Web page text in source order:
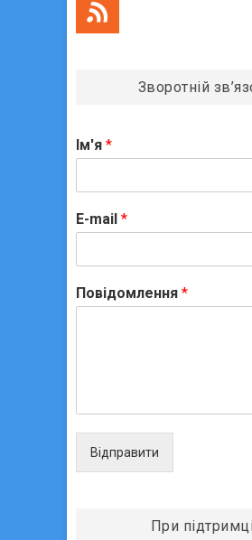
Зворотній
Ім'я *
E-mail *
Повідомлення *
Відправити
При